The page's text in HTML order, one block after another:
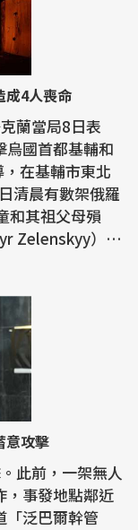
4人喪命
蘭當局8日表
烏國首都基輔和
清晨有數架俄羅
和其祖父母殞
意攻擊
此前，一架無人
，事發地點鄰近
「泛巴爾幹管